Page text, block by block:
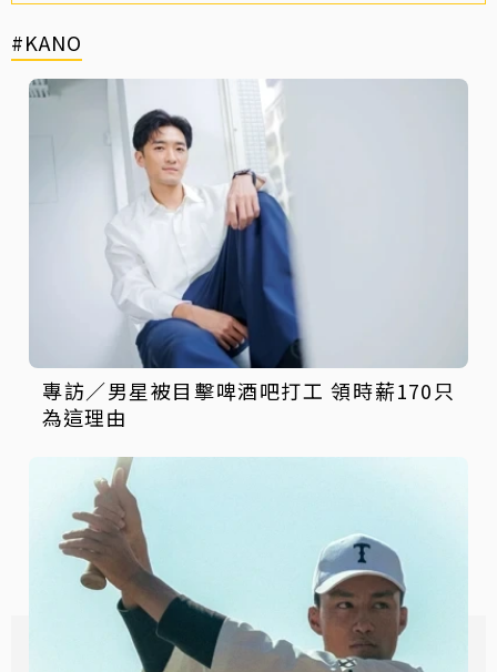
#KANO
專訪／男星被目擊啤酒吧打工 領時薪170只
為這理由